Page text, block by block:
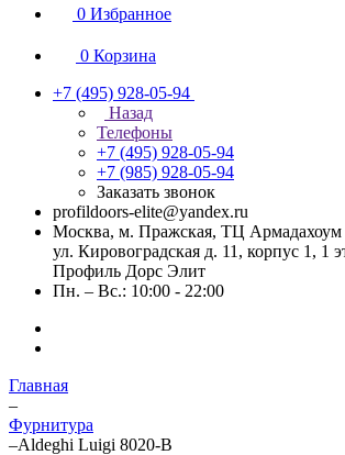
0 Избранное
0 Корзина
+7 (495) 928-05-94
Назад
Телефоны
+7 (495) 928-05-94
+7 (985) 928-05-94
Заказать звонок
profildoors-elite@yandex.ru
Москва, м. Пражская, ТЦ Армадахоум
ул. Кировоградская д. 11, корпус 1, 1
Профиль Дорс Элит
Пн. – Вс.: 10:00 - 22:00
Главная
–
Фурнитура
–Aldeghi Luigi 8020-В